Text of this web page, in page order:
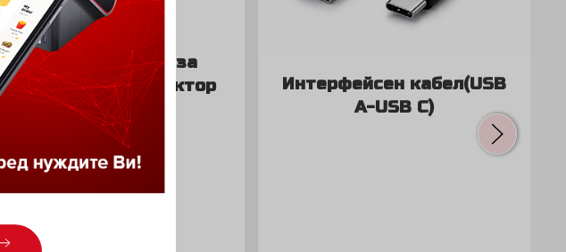
Почистващ лист за
автоматичен детектор
Интерфейсен кабел(USB
A-USB C)